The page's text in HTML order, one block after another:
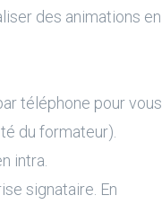
des animations en
téléphone pour vous
du formateur).
intra.
signataire. En